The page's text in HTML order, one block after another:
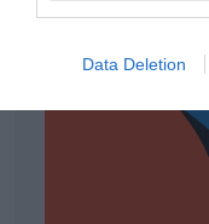
Data Deletion